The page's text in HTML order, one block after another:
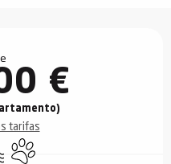
€
tarifas
Se aceptan animales